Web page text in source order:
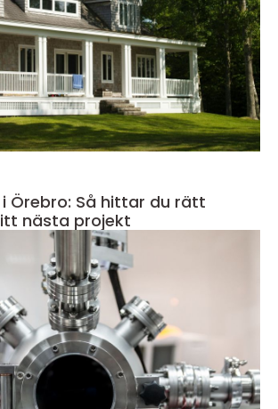
Örebro: Så hittar du rätt
nästa projekt